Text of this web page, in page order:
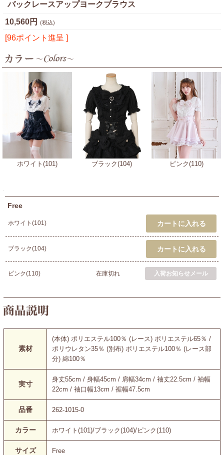
バックレースアップヨークブラウス
10,560円 (税込)
[96ポイント進呈 ]
ホワイト(101) ブラック(104) ピンク(110)
Free
ホワイト(101)
ブラック(104)
ピンク(110) 在庫切れ
素材
(本体) ポリエステル100％ (レース) ポリエステル65％ /
ポリウレタン35％ (別布) ポリエステル100％ (レース部
分) 綿100％
実寸
身丈55cm / 身幅45cm / 肩幅34cm / 袖丈22.5cm / 袖幅
22cm / 袖口幅13cm / 裾幅47.5cm
品番 262-1015-0
カラー ホワイト(101)/ブラック(104)/ピンク(110)
サイズ Free